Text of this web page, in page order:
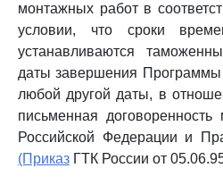
монтажных работ в
условии, что сроки
устанавливаются
даты завершения Программы
любой другой даты, в
письменная
Российской Федерации и
(Приказ ГТК России от